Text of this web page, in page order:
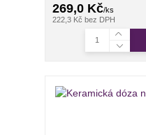
269,0 Kč/ks
222,3 Kčbez DPH